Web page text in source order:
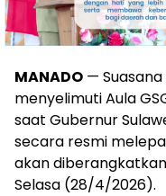
MANADO —
menyelimuti Aula
saat Gubernur
secara resmi
akan
Selasa (28/4/2026).